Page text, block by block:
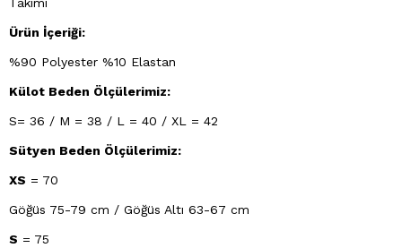
Takımı
Ürün İçeriği:
%90 Polyester %10 Elastan
Külot Beden Ölçülerimiz:
S= 36 / M = 38 / L = 40 / XL = 42
Sütyen Beden Ölçülerimiz:
XS = 70
Göğüs 75-79 cm / Göğüs Altı 63-67 cm
S = 75